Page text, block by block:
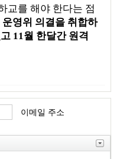
교를 해야 한다는 점
운영위 의결을 취합하
11 월 한달간 원격
이메일 주소